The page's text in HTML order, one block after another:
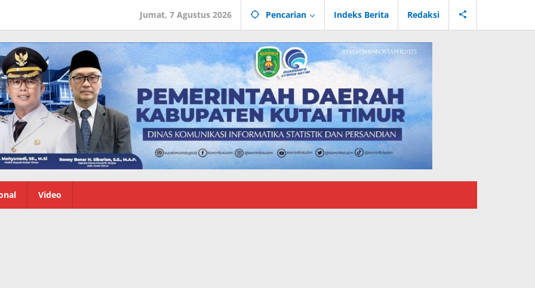
Jumat, 7 Agustus 2026 Pencarian Indeks Berita Redaksi
Video